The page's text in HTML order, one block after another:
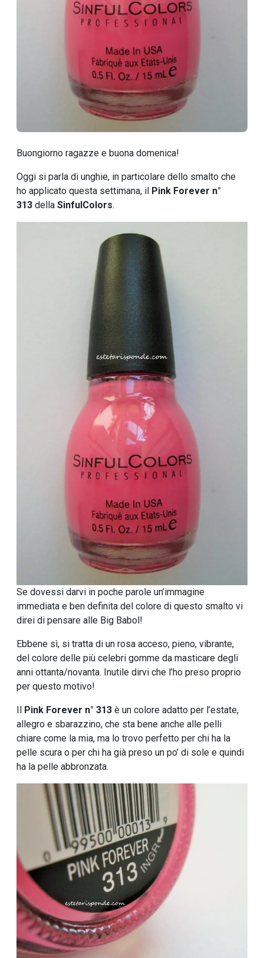
Buongiorno ragazze e buona domenica!
Oggi si parla di unghie, in particolare dello smalto che
ho applicato questa settimana, il Pink Forever n°
313 della SinfulColors.
Se dovessi darvi in poche parole un’immagine
immediata e ben definita del colore di questo smalto vi
direi di pensare alle Big Babol!
Ebbene sì, si tratta di un rosa acceso, pieno, vibrante,
del colore delle più celebri gomme da masticare degli
anni ottanta/novanta. Inutile dirvi che l’ho preso proprio
per questo motivo!
Il Pink Forever n° 313 è un colore adatto per l’estate,
allegro e sbarazzino, che sta bene anche alle pelli
chiare come la mia, ma lo trovo perfetto per chi ha la
pelle scura o per chi ha già preso un po’ di sole e quindi
ha la pelle abbronzata.